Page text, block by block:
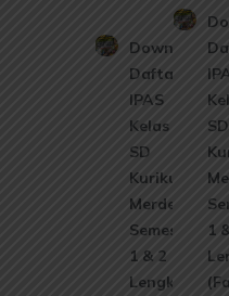
Download
Daftar Isi
IPAS
Kelas 1
SD
Kurikulum
Merdeka
Semester
1 & 2
Lengkap
SD
1